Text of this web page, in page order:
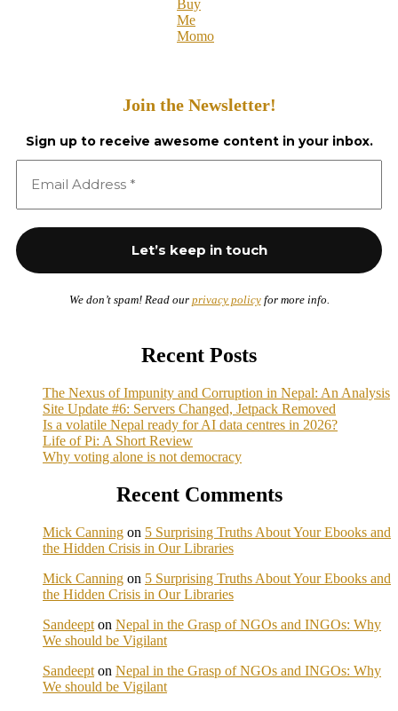
Buy
Me
Momo
Join the Newsletter!
Sign up to receive awesome content in your inbox.
We don’t spam! Read our privacy policyfor more info.
Recent Posts
The Nexus of Impunity and Corruption in Nepal: An Analysis
Site Update #6: Servers Changed, Jetpack Removed
Is a volatile Nepal ready for AI data centres in 2026?
Life of Pi: A Short Review
Why voting alone is not democracy
Recent Comments
Mick Canning on 5 Surprising Truths About Your Ebooks and
the Hidden Crisis in Our Libraries
Mick Canning on 5 Surprising Truths About Your Ebooks and
the Hidden Crisis in Our Libraries
Sandeept on Nepal in the Grasp of NGOs and INGOs: Why
We should be Vigilant
Sandeept on Nepal in the Grasp of NGOs and INGOs: Why
We should be Vigilant